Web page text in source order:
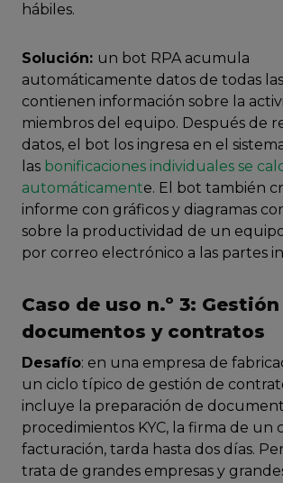
hábiles.
Solución: un bot RPA acumula
automáticamente datos de todas
contienen información sobre la
miembros del equipo. Después de
datos, el bot los ingresa en el
las bonificaciones individuales se
automáticamente. El bot también
informe con gráficos y diagramas
sobre la productividad de un
por correo electrónico a las partes
Caso de uso n.º 3:
documentos y contratos
Desafío: en una empresa de
un ciclo típico de gestión de
incluye la preparación de
procedimientos KYC, la firma de un
facturación, tarda hasta dos días.
trata de grandes empresas y